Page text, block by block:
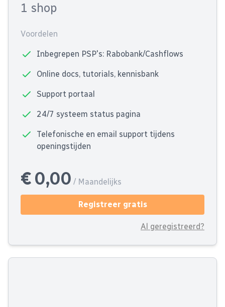
1 shop
Voordelen
Inbegrepen PSP's: Rabobank/Cashflows
Online docs, tutorials, kennisbank
Support portaal
24/7 systeem status pagina
Telefonische en email support tijdens
openingstijden
€ 0,00 / Maandelijks
Registreer gratis
Al geregistreerd?